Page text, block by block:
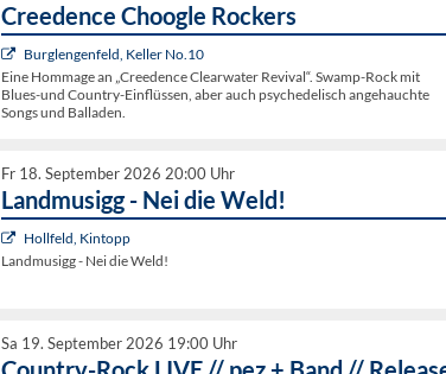
Creedence Choogle Rockers
Burglengenfeld, Keller No.10
Eine Hommage an „Creedence Clearwater Revival“. Swamp-Rock mit
Blues-und Country-Einflüssen, aber auch psychedelisch angehauchte
Songs und Balladen.
Fr 18. September 2026 20:00 Uhr
Landmusigg - Nei die Weld!
Hollfeld, Kintopp
Landmusigg - Nei die Weld!
Sa 19. September 2026 19:00 Uhr